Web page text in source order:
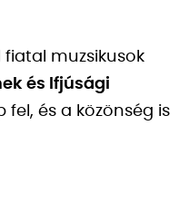
fiatal muzsikusok
és Ifjúsági
és a közönség is